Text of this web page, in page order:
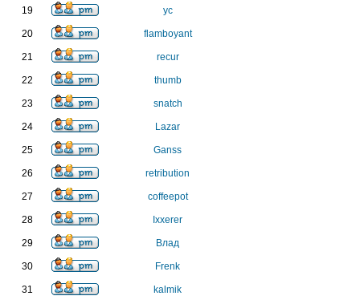
19 yc
20 flamboyant
21 recur
22 thumb
23 snatch
24 Lazar
25 Ganss
26 retribution
27 coffeepot
28 Ixxerer
29 Влад
30 Frenk
31 kalmik